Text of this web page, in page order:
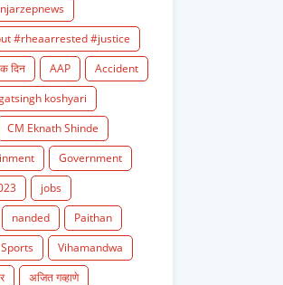
#rheaarrested #justice
दिन
AAP
Accident
koshyari
CM Eknath Shinde
Government
jobs
nanded
Paithan
Sports
Vihamandwa
अजित गव्हाणे